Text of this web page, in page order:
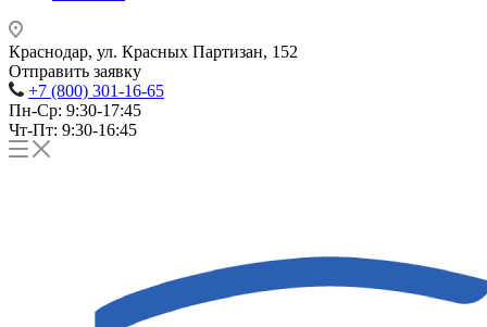
Краснодар, ул. Красных Партизан, 152
Отправить заявку
+7 (800) 301-16-65
Пн-Ср: 9:30-17:45
Чт-Пт: 9:30-16:45